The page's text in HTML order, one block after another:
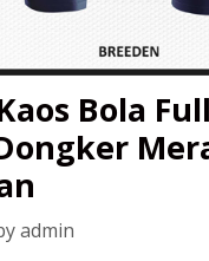
Bola
admin